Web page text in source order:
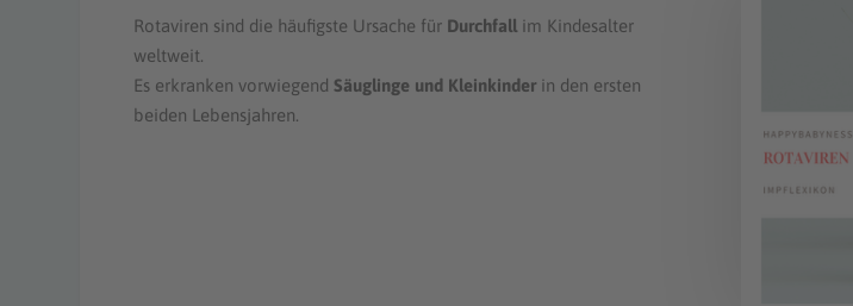
Rotaviren sind die häufigste Ursache für Durchfallim Kindesalter
weltweit.
Es erkranken vorwiegend Säuglinge und Kleinkinderin den ersten
beiden Lebensjahren.